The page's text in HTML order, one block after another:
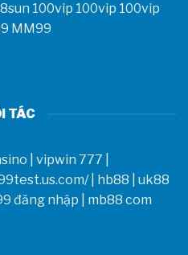
100vip 100vip 100vip
MM99
TÁC
vipwin 777
| hb88
uk88
đăng nhập
mb88 com